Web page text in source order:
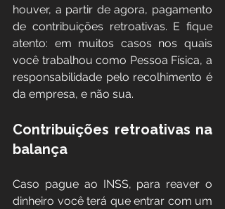
houver, a partir de agora, pagamento
de contribuições retroativas. E fique
atento: em muitos casos nos quais
você trabalhou como Pessoa Física, a
responsabilidade pelo recolhimento é
da empresa, e não sua.
Contribuições retroativas na
balança
Caso pague ao INSS, para reaver o
dinheiro você terá que entrar com um